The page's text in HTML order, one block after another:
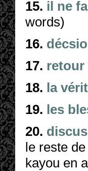
15. il ne
words)
16.
17. retour
18. la
19. les
20.
le reste
kayou en